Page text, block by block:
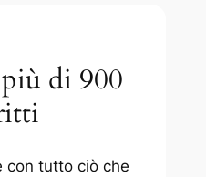
di 900
con tutto ciò che